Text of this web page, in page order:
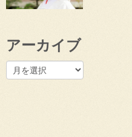
アーカイブ